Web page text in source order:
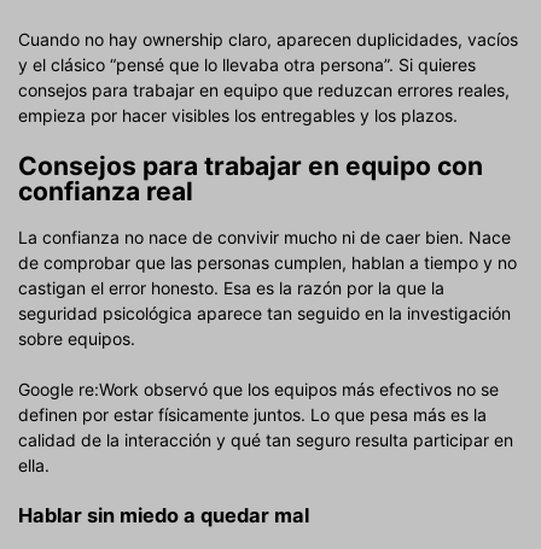
Cuando no hay ownership claro, aparecen duplicidades, vacíos
y el clásico “pensé que lo llevaba otra persona”. Si quieres
consejos para trabajar en equipo que reduzcan errores reales,
empieza por hacer visibles los entregables y los plazos.
Consejos para trabajar en equipo con
confianza real
La confianza no nace de convivir mucho ni de caer bien. Nace
de comprobar que las personas cumplen, hablan a tiempo y no
castigan el error honesto. Esa es la razón por la que la
seguridad psicológica aparece tan seguido en la investigación
sobre equipos.
Google re:Work observó que los equipos más efectivos no se
definen por estar físicamente juntos. Lo que pesa más es la
calidad de la interacción y qué tan seguro resulta participar en
ella.
Hablar sin miedo a quedar mal